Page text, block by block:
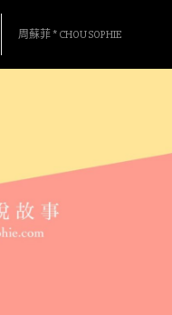
周蘇菲 * CHOU SOPHIE